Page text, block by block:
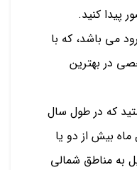
پیدا کنید.
می باشد، که با
در بهترین
که در طول سال
ماه بیش از دو یا
به مناطق شمالی